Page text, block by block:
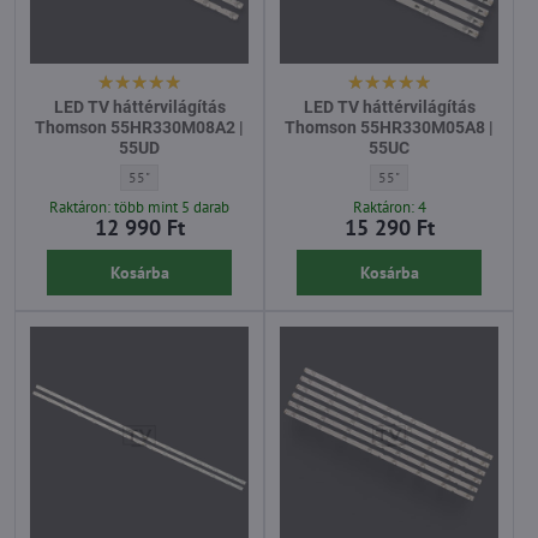
LED TV háttérvilágítás
Thomson 55HR330M08A2 |
55UD
LED TV háttérvilágítás Thomson 55HR330M08A2 | 55UD - Átló:
55"
Raktáron: több mint 5 darab
12 990 Ft
Kosárba
LED TV háttérvilágítás
Thomson 55HR330M05A8 |
55UC
LED TV háttérvilágítás
55"
Raktáron: 4
15 290 Ft
Kosárba